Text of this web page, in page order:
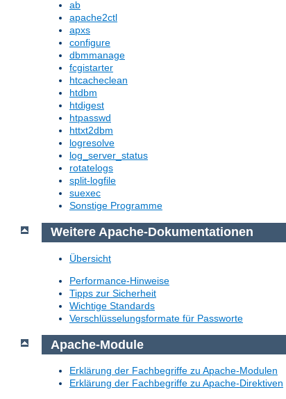
ab
apache2ctl
apxs
configure
dbmmanage
fcgistarter
htcacheclean
htdbm
htdigest
htpasswd
httxt2dbm
logresolve
log_server_status
rotatelogs
split-logfile
suexec
Sonstige Programme
Weitere Apache-Dokumentationen
Übersicht
Performance-Hinweise
Tipps zur Sicherheit
Wichtige Standards
Verschlüsselungsformate für Passworte
Apache-Module
Erklärung der Fachbegriffe zu Apache-Modulen
Erklärung der Fachbegriffe zu Apache-Direktiven